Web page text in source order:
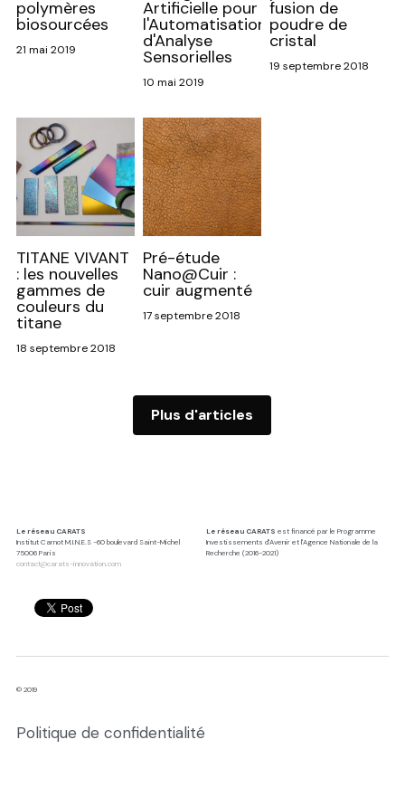
polymères
biosourcées
21 mai 2019
Artificielle pour
l'Automatisation
d'Analyse
Sensorielles
10 mai 2019
fusion de
poudre de
cristal
19 septembre 2018
TITANE VIVANT
: les nouvelles
gammes de
couleurs du
titane
18 septembre 2018
Pré-étude
Nano@Cuir :
cuir augmenté
17 septembre 2018
Plus d'articles
Le réseau CARATS
Institut Carnot M.I.N.E.S -60 boulevard Saint-Michel
75006 Paris
contact@carats-innovation.com
Le réseau CARATS est financé par le Programme
Investissements d'Avenir et l'Agence Nationale de la
Recherche (2016-2021)
© 2019
Politique de confidentialité